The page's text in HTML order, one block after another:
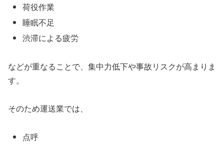
荷役作業
睡眠不足
渋滞による疲労
などが重なることで、集中力低下や事故リスクが高まりま
す。
そのため運送業では、
点呼